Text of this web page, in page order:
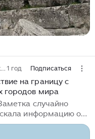
1 год Подписаться
на границу с
городов мира
случайно
информацию о
я прочитала